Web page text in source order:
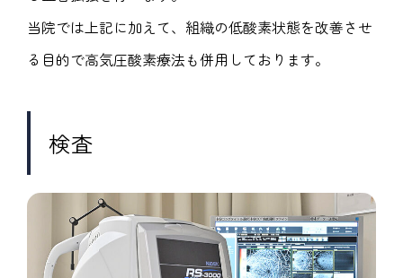
当院では上記に加えて、組織の低酸素状態を改善させ
る目的で高気圧酸素療法も併用しております。
検査